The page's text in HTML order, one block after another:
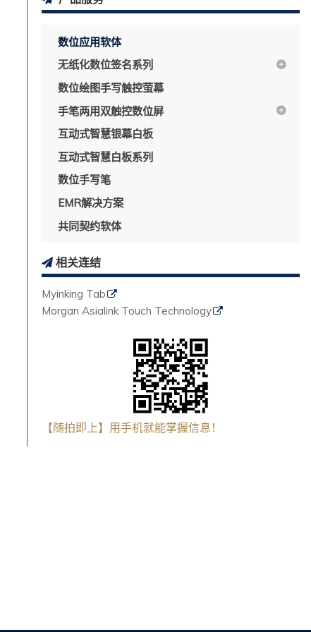
数位应用软体
无纸化数位签名系列
数位绘图手写触控萤幕
手笔两用双触控数位屏
互动式智慧银幕白板
互动式智慧白板系列
数位手写笔
EMR解决方案
共同契约软体
相关连结
Myinking Tab
Morgan Asialink Touch Technology
【随拍即上】用手机就能掌握信息！